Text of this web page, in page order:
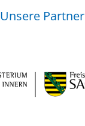
Unsere Partner